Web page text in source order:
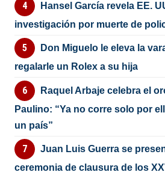
Hansel García revela EE.
investigación por muerte de
Don Miguelo le eleva la
regalarle un Rolex a su hija
Raquel Arbaje celebra el
Paulino: “Ya no corre solo por
un país”
Juan Luis Guerra se
ceremonia de clausura de los